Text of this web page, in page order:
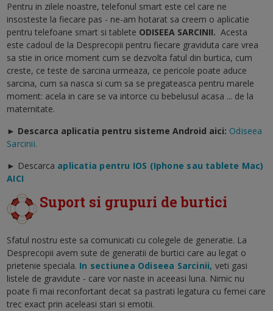
Pentru in zilele noastre, telefonul smart este cel care ne
insosteste la fiecare pas - ne-am hotarat sa creem o aplicatie
pentru telefoane smart si tablete ODISEEA SARCINII. Acesta
este cadoul de la Desprecopii pentru fiecare graviduta care vrea
sa stie in orice moment cum se dezvolta fatul din burtica, cum
creste, ce teste de sarcina urmeaza, ce pericole poate aduce
sarcina, cum sa nasca si cum sa se pregateasca pentru marele
moment: acela in care se va intorce cu bebelusul acasa ... de la
maternitate.
► Descarca aplicatia pentru sisteme Android aici: Odiseea
Sarcinii.
► Descarca aplicatia pentru IOS (Iphone sau tablete Mac)
AICI
Suport si grupuri de burtici
Sfatul nostru este sa comunicati cu colegele de generatie. La
Desprecopii avem sute de generatii de burtici care au legat o
prietenie speciala. In sectiunea Odiseea Sarcinii, veti gasi
listele de gravidute - care vor naste in aceeasi luna. Nimic nu
poate fi mai reconfortant decat sa pastrati legatura cu femei care
trec exact prin aceleasi stari si emotii.